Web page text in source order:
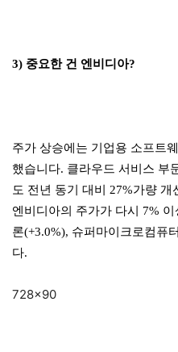
3) 중요한 건 엔비디아?
주가 상승에는 기업용 소프트
했습니다. 클라우드 서비스 부
도 전년 동기 대비 27%가량
엔비디아의 주가가 다시 7%
론(+3.0%), 슈퍼마이크로컴퓨
다.
728×90